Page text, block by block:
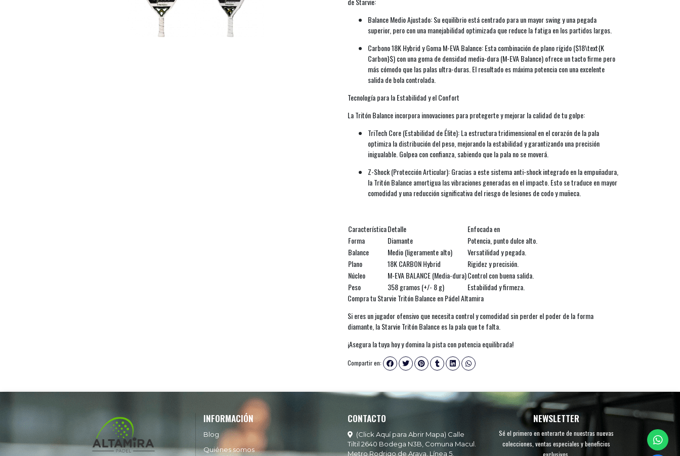
Balance Medio Ajustado: Su equilibrio está centrado para un mayor swing y una pegada
superior, pero con una manejabilidad optimizada que reduce la fatiga en los partidos largos.
Carbono 18K Hybrid y Goma M-EVA Balance: Esta combinación de plano rígido ($18\text{K
Carbon}$) con una goma de densidad media-dura (M-EVA Balance) ofrece un tacto firme pero
más cómodo que las palas ultra-duras. El resultado es máxima potencia con una excelente
salida de bola controlada.
Tecnología para la Estabilidad y el Confort
La Tritón Balance incorpora innovaciones para protegerte y mejorar la calidad de tu golpe:
TriTech Core (Estabilidad de Élite): La estructura tridimensional en el corazón de la pala
optimiza la distribución del peso, mejorando la estabilidad y garantizando una precisión
inigualable. Golpea con confianza, sabiendo que la pala no se moverá.
Z-Shock (Protección Articular): Gracias a este sistema anti-shock integrado en la empuñadura,
la Tritón Balance amortigua las vibraciones generadas en el impacto. Esto se traduce en mayor
comodidad y una reducción significativa del riesgo de lesiones de codo y muñeca.
CaracterísticaDetalle
Enfocada en
Forma
Diamante
Potencia, punto dulce alto.
Balance
Medio (ligeramente alto)
Versatilidad y pegada.
Plano
18K CARBON Hybrid
Rigidez y precisión.
Núcleo
M-EVA BALANCE (Media-dura)Control con buena salida.
Peso
358 gramos (+/- 8 g)
Estabilidad y firmeza.
Compra tu Starvie Tritón Balance en Pádel Altamira
Si eres un jugador ofensivo que necesita control y comodidad sin perder el poder de la forma
diamante, la Starvie Tritón Balance es la pala que te falta.
¡Asegura la tuya hoy y domina la pista con potencia equilibrada!
Compartir en:
INFORMACIÓN
Blog
Quiénes somos
CONTACTO
(Click Aquí para Abrir Mapa) Calle
Tiltil 2640 Bodega N3B, Comuna Macul.
Metro Rodrigo de Araya, Línea 5.
NEWSLETTER
Sé el primero en enterarte de nuestras nuevas
colecciones, ventas especiales y beneficios
exclusivos.